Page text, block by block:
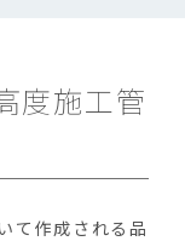
度施工管
て作成される品